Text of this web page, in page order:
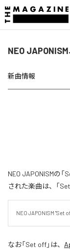
NEO
新曲情報
NEO JAPONISMの
された楽曲は、「
NEO JAPONISM "Set
なお「Set off」は、